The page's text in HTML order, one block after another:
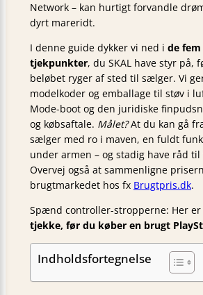
Network – kan hurtigt forvandle
dyrt mareridt.
I denne guide dykker vi ned i de
tjekpunkter, du SKAL have styr på,
beløbet ryger af sted til sælger. Vi
modelkoder og emballage til støv i
Mode-boot og den juridiske
og købsaftale. Målet?At du kan gå
sælger med ro i maven, en fuldt
under armen – og stadig have råd
Overvej også at sammenligne
brugtmarkedet hos fx Brugtpris.dk.
Spænd controller-stropperne: Her er
tjekke, før du køber en brugt
Indholdsfortegnelse